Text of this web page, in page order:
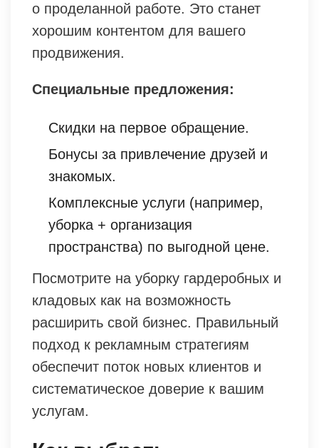
о проделанной работе. Это станет
хорошим контентом для вашего
продвижения.
Специальные предложения:
Скидки на первое обращение.
Бонусы за привлечение друзей и
знакомых.
Комплексные услуги (например,
уборка + организация
пространства) по выгодной цене.
Посмотрите на уборку гардеробных и
кладовых как на возможность
расширить свой бизнес. Правильный
подход к рекламным стратегиям
обеспечит поток новых клиентов и
систематическое доверие к вашим
услугам.